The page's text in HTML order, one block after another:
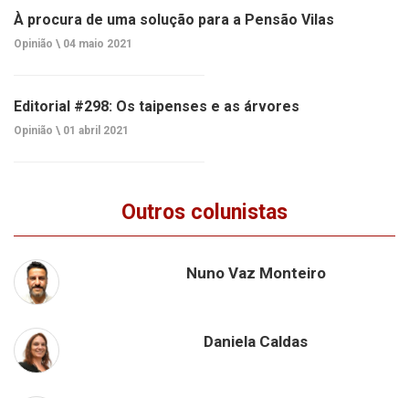
À procura de uma solução para a Pensão Vilas
Opinião \ 04 maio 2021
Editorial #298: Os taipenses e as árvores
Opinião \ 01 abril 2021
Outros colunistas
Nuno Vaz Monteiro
Daniela Caldas